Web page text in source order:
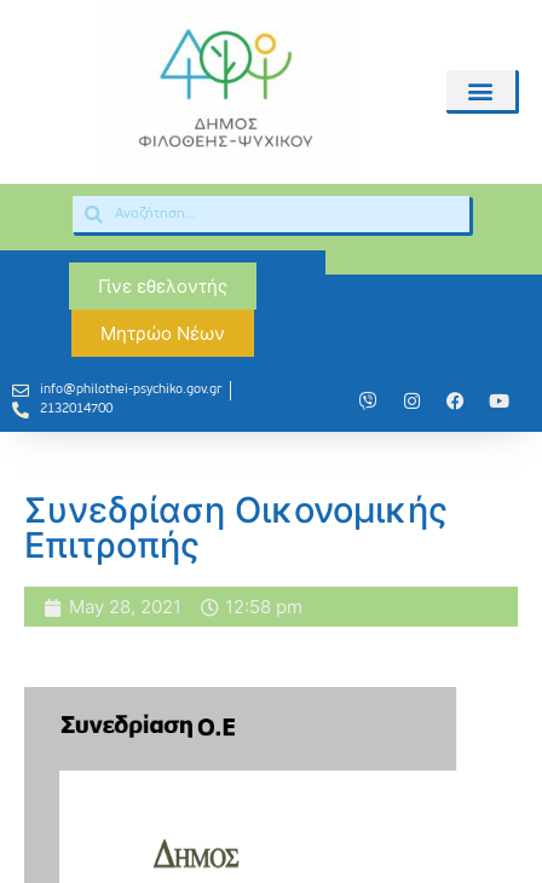
Γίνε εθελοντής
Μητρώο Νέων
info@philothei-psychiko.gov.gr
2132014700
Συνεδρίαση Οικονομικής
Επιτροπής
May 28, 2021 12:58 pm